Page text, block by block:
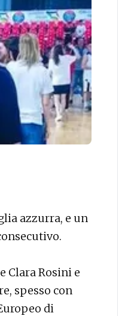
azzurra, e un
Clara Rosini e
spesso con
di